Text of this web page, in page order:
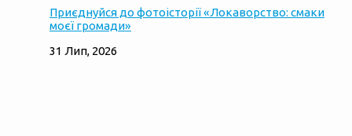
Приєднуйся до фотоісторії «Локаворство: смаки
моєї громади»
31 Лип, 2026